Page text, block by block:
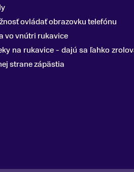
ovládať obrazovku telefónu
vo vnútri rukavice
na rukavice - dajú sa ľahko
strane zápästia